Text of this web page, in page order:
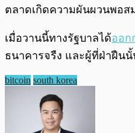
ตลาดเกิดความผันผวนพอส
เมื่อวานนี้ทางรัฐบาลได้ออก
ธนาคารจรืง และผู้ที่ฝ่าฝืน
bitcoin south korea